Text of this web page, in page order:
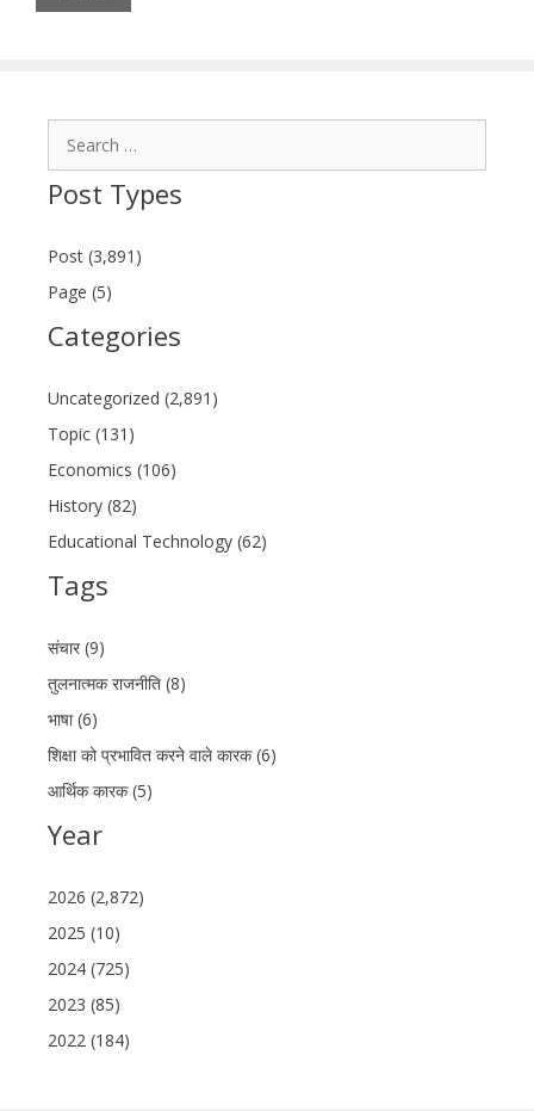
Post Types
Post (3,891)
Page (5)
Categories
Uncategorized (2,891)
Topic (131)
Economics (106)
History (82)
Educational Technology (62)
Tags
संचार (9)
तुलनात्मक राजनीति (8)
भाषा (6)
शिक्षा को प्रभावित करने वाले कारक (6)
आर्थिक कारक (5)
Year
2026 (2,872)
2025 (10)
2024 (725)
2023 (85)
2022 (184)